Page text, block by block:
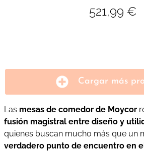
521,99 €
Cargar más
Las mesas de comedor de Moycor
fusión magistral entre diseño y
quienes buscan mucho más que un
verdadero punto de encuentro en